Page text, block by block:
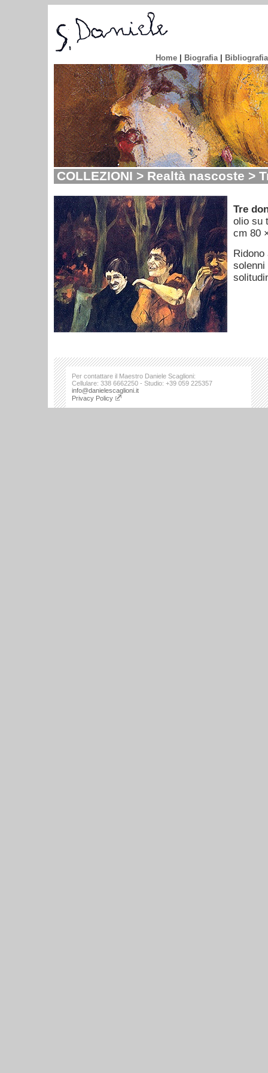
Home Biografia| Bibliografia
COLLEZIONI > Realtà nascoste >
Tre
olio su
cm 80
Per contattare il Maestro Daniele Scaglioni:
Cellulare: 338 6662250 - Studio: +39 059 225357
info@danielescaglioni.it
Privacy Policy